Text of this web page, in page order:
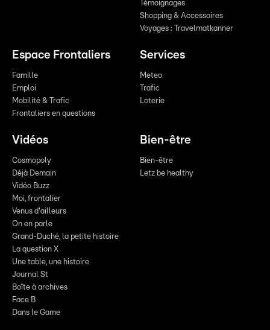
Témoignages
Shopping & Accessoires
Voyages : Travelmatkanner
Espace Frontaliers
Famille
Emploi
Mobilité & Trafic
Frontaliers en questions
Services
Meteo
Trafic
Loterie
Vidéos
Cosmopoly
Déjà Demain
Vidéo Buzz
Moi, frontalier
Venus d'ailleurs
On en parle
Grand-Duché, la petite histoire
La question X
Une table, une histoire
Journal St
Boîte à archives
Face B
Dans le Game
Bien-être
Bien-être
Letz be healthy